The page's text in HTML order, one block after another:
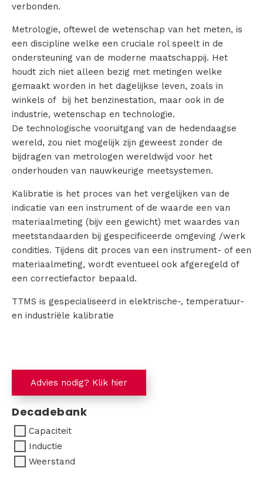
Advies nodig? Klik hier
Decadebank
Capaciteit
Inductie
Weerstand
verbonden.
Metrologie, oftewel de wetenschap van het meten, is
een discipline welke een cruciale rol speelt in de
ondersteuning van de moderne maatschappij. Het
houdt zich niet alleen bezig met metingen welke
gemaakt worden in het dagelijkse leven, zoals in
winkels of bij het benzinestation, maar ook in de
industrie, wetenschap en technologie.
De technologische vooruitgang van de hedendaagse
wereld, zou niet mogelijk zijn geweest zonder de
bijdragen van metrologen wereldwijd voor het
onderhouden van nauwkeurige meetsystemen.
Kalibratie is het proces van het vergelijken van de
indicatie van een instrument of de waarde een van
materiaalmeting (bijv een gewicht) met waardes van
meetstandaarden bij gespecificeerde omgeving /werk
condities. Tijdens dit proces van een instrument- of een
materiaalmeting, wordt eventueel ook afgeregeld of
een correctiefactor bepaald.
TTMS is gespecialiseerd in elektrische-, temperatuur-
en industriële kalibratie